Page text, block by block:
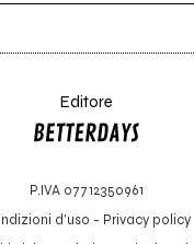
Editore
P.IVA 07712350961
d'uso - Privacy policy